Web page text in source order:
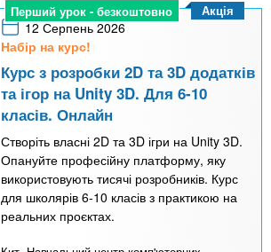
Перший урок - безкоштовно
12 Серпень 2026
Набір на курс!
Курс з розробки 2D та 3D додатків
та ігор на Unity 3D. Для 6-10
класів. Онлайн
Створіть власні 2D та 3D ігри на Unity 3D.
Опануйте професійну платформу, яку
використовують тисячі розробників. Курс
для школярів 6-10 класів з практикою на
реальних проєктах.
Акція